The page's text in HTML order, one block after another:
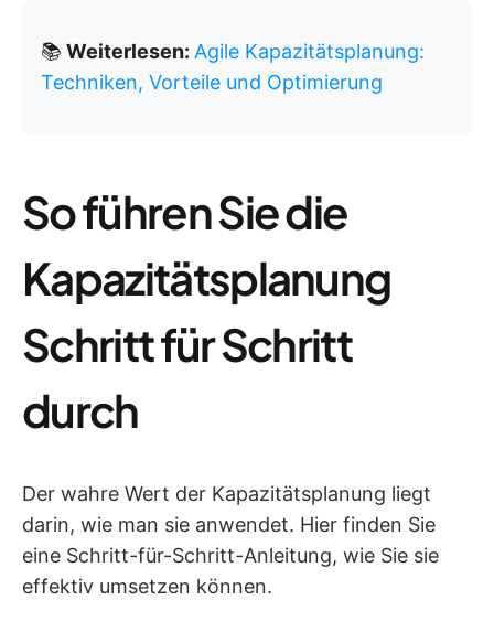
📚 Weiterlesen: Agile Kapazitätsplanung:
Techniken, Vorteile und Optimierung
So führen Sie die
Kapazitätsplanung
Schritt für Schritt
durch
Der wahre Wert der Kapazitätsplanung liegt
darin, wie man sie anwendet. Hier finden Sie
eine Schritt-für-Schritt-Anleitung, wie Sie sie
effektiv umsetzen können.